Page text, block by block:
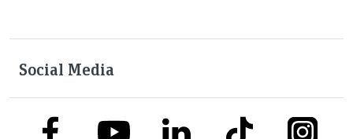
Social Media
link to facebooklink to youtubelink to linkedinlink to tiktok link to